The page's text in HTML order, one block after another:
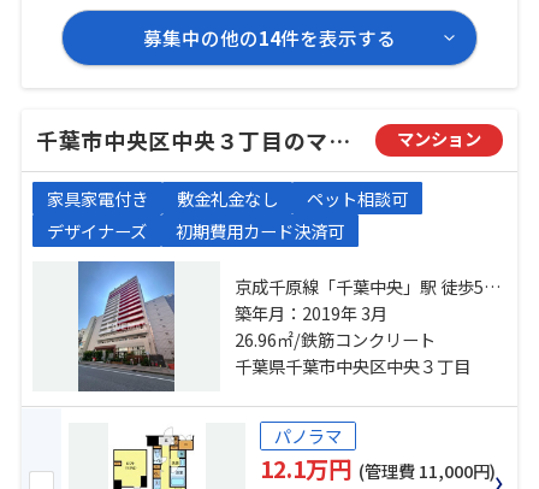
募集中の他の14件を表示する
千葉市中央区中央３丁目のマンション マンション
家具家電付き 敷金礼金なし
ペット相談可
デザイナーズ
初期費用カード決済可
京成千原線「千葉中央」駅 徒歩5分
千葉都市モノレール「葭川公園」
駅 徒歩3分 総武線「千葉」駅 徒歩
11分
築年月：2019年 3月
26.96㎡/鉄筋コンクリート
千葉県千葉市中央区中央３丁目
パノラマ
12.1万円 (管理費 11,000円)